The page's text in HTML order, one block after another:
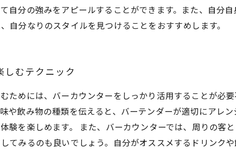
自分の強みをアピールすることができます。また、自分
自分なりのスタイルを見つけることをおすすめします。
しむテクニック
ためには、バーカウンターをしっかり活用することが必
や飲み物の種類を伝えると、バーテンダーが適切にアレ
験を楽しめます。 また、バーカウンターでは、周りの客
てみるのも良いでしょう。自分がオススメするドリンク